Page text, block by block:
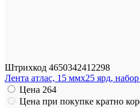
Штрихкод 4650342412298
Лента атлас, 15 ммx25 ярд,
Цена 264
Цена при покупке кратно